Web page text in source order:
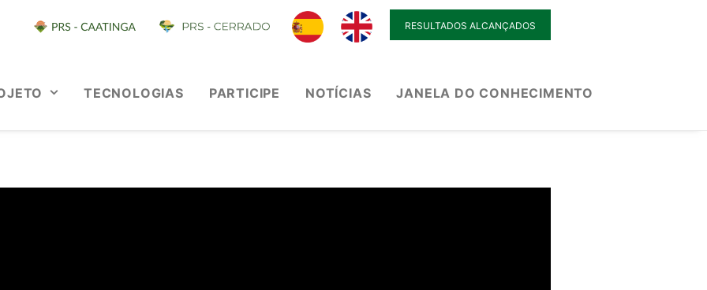
RESULTADOS ALCANÇADOS
TECNOLOGIAS PARTICIPE NOTÍCIAS JANELA DO CONHECIMENTO